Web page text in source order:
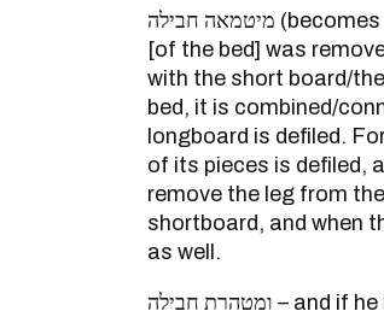
מיטמאה חבילה (becomes unclean only when combined) – if the leg
[of the bed] was
with the short board/
bed, it is combined/
longboard is defiled.
of its pieces is defiled,
remove the leg from
shortboard, and when
as well.
ומטהרת חבילה – and if he immersed the leg [of the bed] in a